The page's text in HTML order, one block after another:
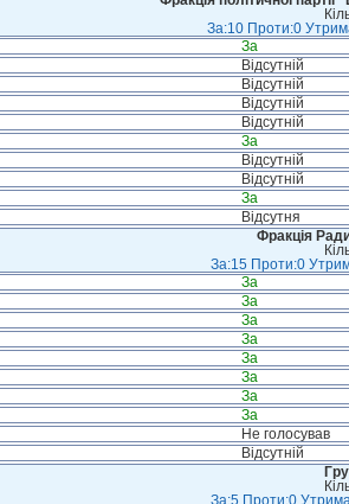
За:10 Проти:0
За
Відсутній
Відсутній
Відсутній
Відсутній
За
Відсутній
Відсутній
За
Відсутня
Фракція
За:15 Проти:0
За
За
За
За
За
За
За
За
Не голосував
Відсутній
За:5 Проти:0